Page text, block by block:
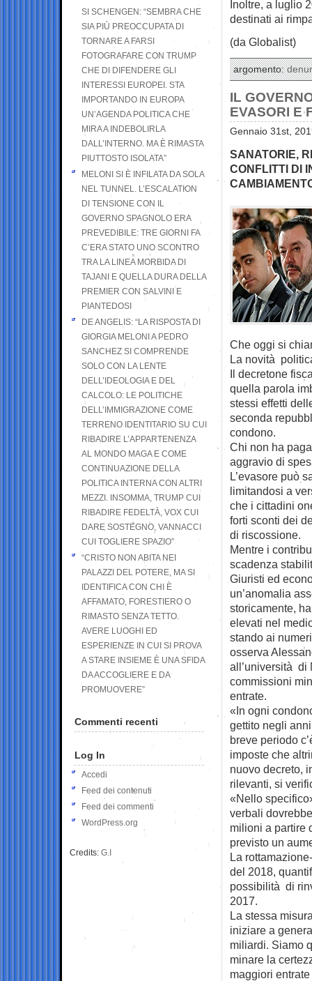
Inoltre, a luglio
destinati ai
(da Globalist)
argomento:
IL
EVASORI E
Gennaio 31st,
SANATORIE,
CONFLITTI DI
Che oggi si
La novità
Il decretone
quella parola
stessi effetti
seconda
condono.
Chi non ha
aggravio di
L’evasore può
limitandosi a
che i cittadini
forti sconti dei
di riscossione.
Mentre i
scadenza
Giuristi ed
un’anomalia
storicamente,
elevati nel
stando ai
osserva
all’università di
commissioni
entrate.
«In ogni
gettito negli
breve periodo
imposte che
nuovo decreto,
rilevanti, si
«Nello
verbali
milioni a partire
previsto un
La
del 2018,
possibilità di
2017.
La stessa
iniziare a
miliardi. Siamo
minare la
maggiori
SI SCHENGEN: “SEMBRA CHE
SIA PIÙ PREOCCUPATA DI
TORNARE A FARSI
FOTOGRAFARE CON TRUMP
CHE DI DIFENDERE GLI
INTERESSI EUROPEI. STA
IMPORTANDO IN EUROPA
UN’AGENDA POLITICA CHE
MIRA A INDEBOLIRLA
DALL’INTERNO. MA È RIMASTA
PIUTTOSTO ISOLATA”
MELONI SI È INFILATA DA SOLA
NEL TUNNEL. L’ESCALATION
DI TENSIONE CON IL
GOVERNO SPAGNOLO ERA
PREVEDIBILE: TRE GIORNI FA
C’ERA STATO UNO SCONTRO
TRA LA LINEA MORBIDA DI
TAJANI E QUELLA DURA DELLA
PREMIER CON SALVINI E
PIANTEDOSI
DE ANGELIS: “LA RISPOSTA DI
GIORGIA MELONI A PEDRO
SANCHEZ SI COMPRENDE
SOLO CON LA LENTE
DELL’IDEOLOGIA E DEL
CALCOLO: LE POLITICHE
DELL’IMMIGRAZIONE COME
TERRENO IDENTITARIO SU CUI
RIBADIRE L’APPARTENENZA
AL MONDO MAGA E COME
CONTINUAZIONE DELLA
POLITICA INTERNA CON ALTRI
MEZZI. INSOMMA, TRUMP CUI
RIBADIRE FEDELTÀ, VOX CUI
DARE SOSTEGNO, VANNACCI
CUI TOGLIERE SPAZIO”
“CRISTO NON ABITA NEI
PALAZZI DEL POTERE, MA SI
IDENTIFICA CON CHI È
AFFAMATO, FORESTIERO O
RIMASTO SENZA TETTO.
AVERE LUOGHI ED
ESPERIENZE IN CUI SI PROVA
A STARE INSIEME È UNA SFIDA
DA ACCOGLIERE E DA
PROMUOVERE”
Commenti recenti
Log In
Accedi
Feed dei contenuti
Feed dei commenti
WordPress.org
Credits: G.I